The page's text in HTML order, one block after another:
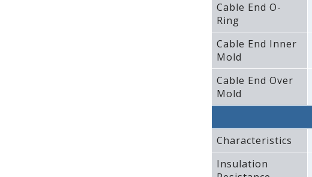
Cable End O-
Ring
Cable End Inner
Mold
Cable End Over
Mold
Characteristics
Insulation